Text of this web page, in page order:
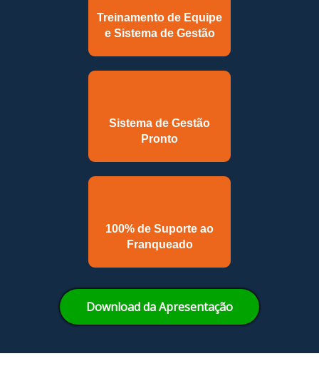
Treinamento de Equipe
e Sistema de Gestão
Sistema de Gestão
Pronto
100% de Suporte ao
Franqueado
Download da Apresentação